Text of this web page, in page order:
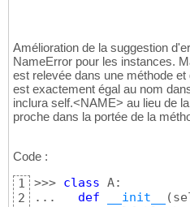
Amélioration de la suggestion
NameError pour les instances.
est relevée dans une méthode
est exactement égal au nom
inclura self.<NAME> au lieu de
proche dans la portée de la
Code :
1
2
>>> class A:
... def __init__ (